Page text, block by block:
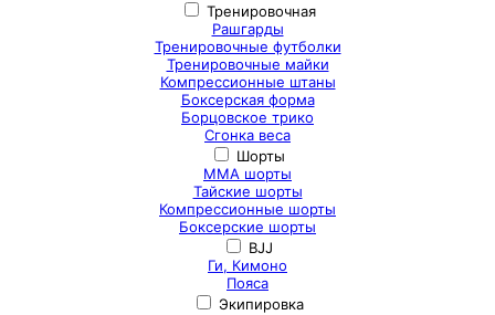
Тренировочная
Рашгарды
Тренировочные футболки
Тренировочные майки
Компрессионные штаны
Боксерская форма
Борцовское трико
Сгонка веса
Шорты
ММА шорты
Тайские шорты
Компрессионные шорты
Боксерские шорты
BJJ
Ги, Кимоно
Пояса
Экипировка